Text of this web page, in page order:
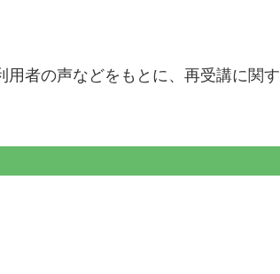
者の声などをもとに、再受講に関す